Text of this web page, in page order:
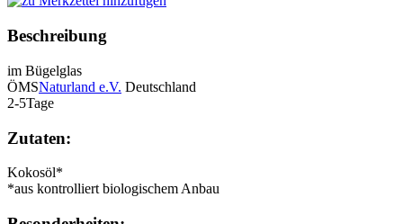
Beschreibung
im Bügelglas
ÖMSNaturland e.V. Deutschland
2-5Tage
Zutaten:
Kokosöl*
*aus kontrolliert biologischem Anbau